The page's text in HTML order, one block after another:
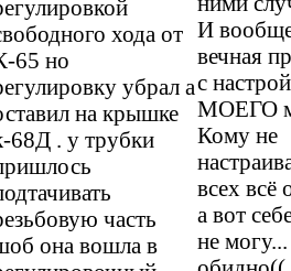
хода от
65 но
убрал а
на крышке
68Д . у трубки
часть
она вошла в
И
вечная
с
МОЕГО
Кому не
всех всё
а вот
не